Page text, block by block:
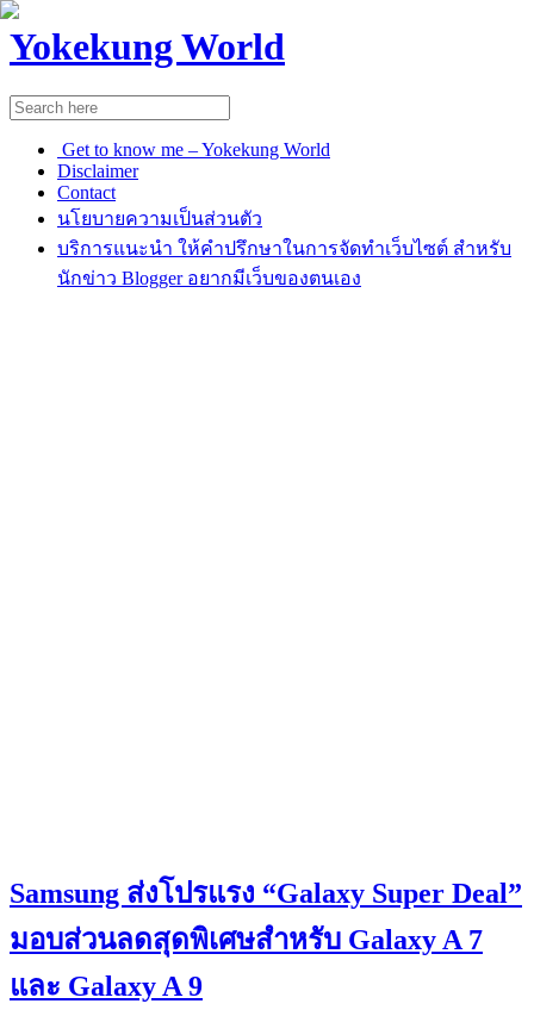
Yokekung World
Get to know me – Yokekung World
Disclaimer
Contact
นโยบายความเป็นส่วนตัว
บริการแนะนำ ให้คำปรึกษาในการจัดทำเว็บไซต์ สำหรับ
นักข่าว Blogger อยากมีเว็บของตนเอง
Samsung ส่งโปรแรง “Galaxy Super Deal”
มอบส่วนลดสุดพิเศษสำหรับ Galaxy A 7
และ Galaxy A 9